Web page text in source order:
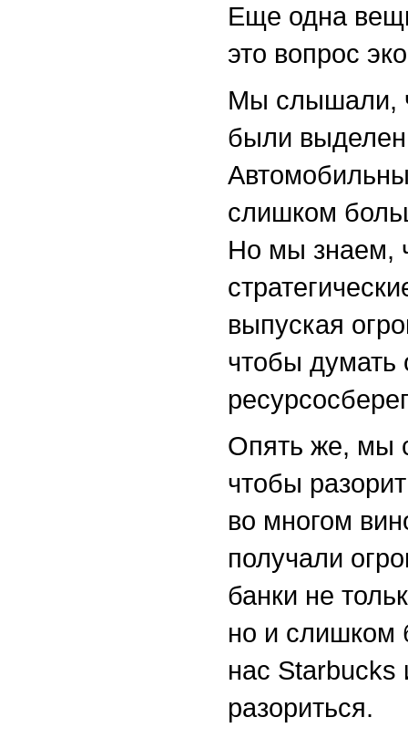
Еще одна
это вопрос
Мы слышали,
были
слишком
Но мы знаем,
выпуская
чтобы думать
Опять же, мы
чтобы
во многом
получали
банки не
но и слишком
нас
разориться.